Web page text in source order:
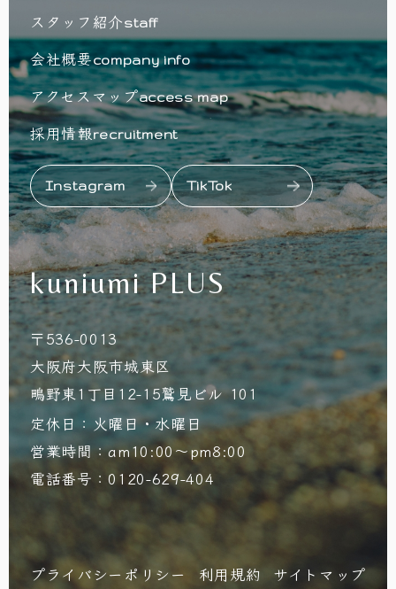
スタッフ紹介staff
会社概要company info
アクセスマップaccess map
採用情報recruitment
Instagram TikTok
kuniumi PLUS
〒536-0013
大阪府大阪市城東区
鴫野東1丁目12-15鷲見ビル 101
定休日：火曜日・水曜日
営業時間：am10:00～pm8:00
電話番号：0120-629-404
プライバシーポリシー 利用規約 サイトマップ